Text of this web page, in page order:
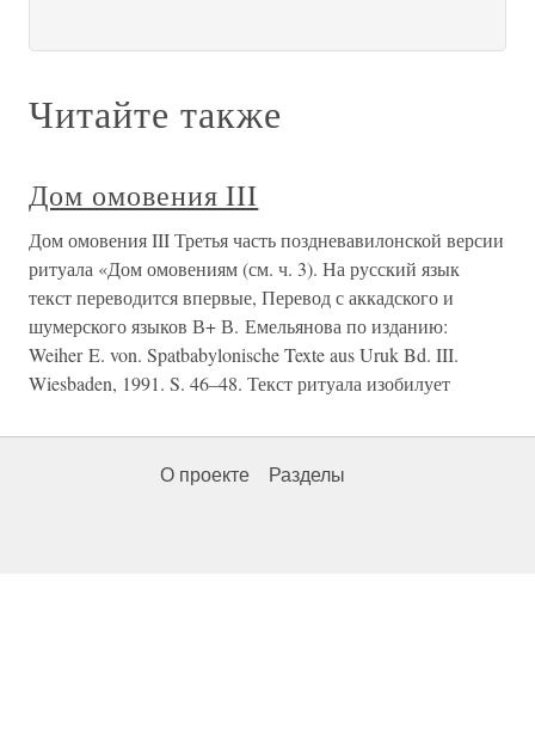
Читайте также
Дом омовения III
Дом омовения III Третья часть поздневавилонской версии
ритуала «Дом омовениям (см. ч. 3). На русский язык
текст переводится впервые, Перевод с аккадского и
шумерского языков В+ В. Емельянова по изданию:
Weiher E. von. Spatbabylonische Texte aus Uruk Bd. III.
Wiesbaden, 1991. S. 46–48. Текст ритуала изобилует
О проекте Разделы